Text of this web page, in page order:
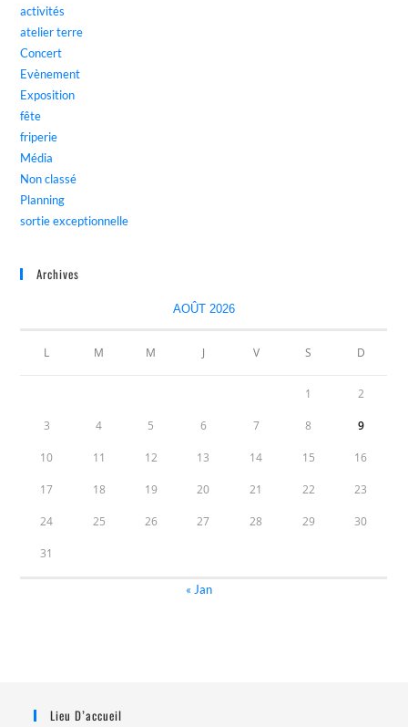
activités
atelier terre
Concert
Evènement
Exposition
fête
friperie
Média
Non classé
Planning
sortie exceptionnelle
Archives
AOÛT 2026
L M M J V S D
1 2
3 4 5 6 7 8 9
10 11 12 13 14 15 16
17 18 19 20 21 22 23
24 25 26 27 28 29 30
31
« Jan
Lieu D’accueil